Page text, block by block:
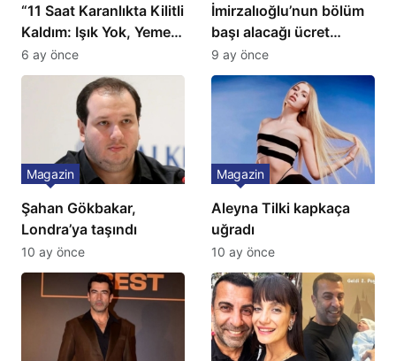
“11 Saat Karanlıkta Kilitli
Kaldım: Işık Yok, Yemek
Yok, Tuvalet Yok!”
Çağla Şikel’den Şok
6 ay önce
İmirzalıoğlu’nun bölüm
başı alacağı ücret
Türkiye’de bir ilk:
Gözünü 2 ilçeye dikti!
9 ay önce
Şahan Gökbakar,
Londra’ya taşındı
Magazin
10 ay önce
Aleyna Tilki kapkaça
uğradı
Magazin
10 ay önce